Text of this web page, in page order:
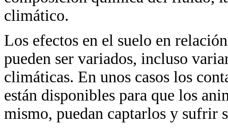
climático.
Los efectos en el suelo en
pueden ser variados, incluso
climáticas. En unos casos los
están disponibles para que los
mismo, puedan captarlos y sufrir